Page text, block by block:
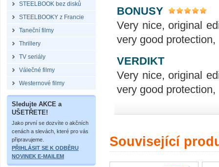
STEELBOOK bez disků
STEELBOOKY z Francie
Taneční filmy
Thrillery
TV seriály
Válečné filmy
Westernové filmy
Sledujte AKCE a
UŠETŘETE!
Jako první se dozvíte o akčních
cenách a slevách, které pro vás
připravujeme.
PŘIHLÁSIT SE K ODBĚRU
NOVINEK E-MAILEM
BONUSY
Very nice, original
very good
VERDIKT
Very nice, original
very good
Související